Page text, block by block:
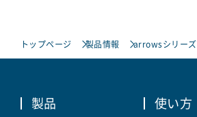
トップページ 製品情報 arrowsシリーズ
製品 使い方